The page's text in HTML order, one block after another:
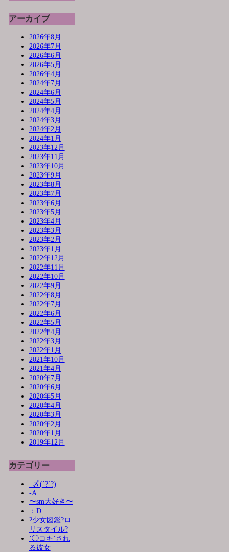
アーカイブ
2026年8月
2026年7月
2026年6月
2026年5月
2026年4月
2024年7月
2024年6月
2024年5月
2024年4月
2024年3月
2024年2月
2024年1月
2023年12月
2023年11月
2023年10月
2023年9月
2023年8月
2023年7月
2023年6月
2023年5月
2023年4月
2023年3月
2023年2月
2023年1月
2022年12月
2022年11月
2022年10月
2022年9月
2022年8月
2022年7月
2022年6月
2022年5月
2022年4月
2022年3月
2022年1月
2021年10月
2021年4月
2020年7月
2020年6月
2020年5月
2020年4月
2020年3月
2020年2月
2020年1月
2019年12月
カテゴリー
_〆(´?`?)
-A
〜sm大好き〜
：D
?少女図鑑?ロ
リスタイル?
’◯コキ’され
る彼女